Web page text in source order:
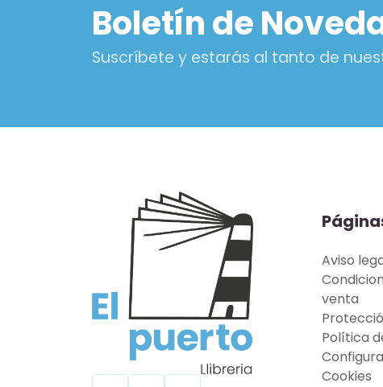
Boletín de
Suscríbete y estarás al tanto de
Aviso
venta
Política
Cookies